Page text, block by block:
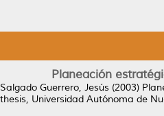
Planeación
Salgado Guerrero, Jesús (2003)
thesis, Universidad Autónoma de